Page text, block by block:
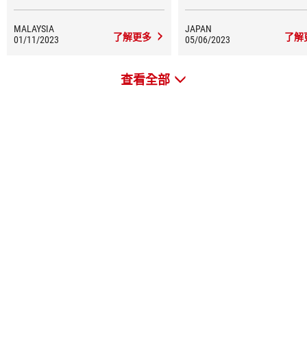
MALAYSIA
01/11/2023
了解更多
JAPAN
05/06/2023
了解
查看全部